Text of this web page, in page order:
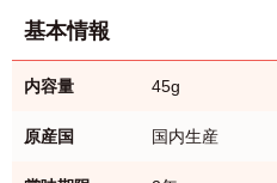
基本情報
内容量 45g
原産国 国内生産